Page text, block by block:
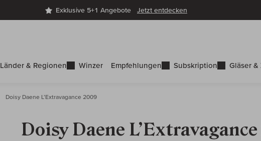
Exklusive 5+1 Angebote Jetzt entdecken
Länder & Regionen Winzer Empfehlungen Subskription Gläser
Doisy Daene L’Extravagance 2009
Doisy Daene